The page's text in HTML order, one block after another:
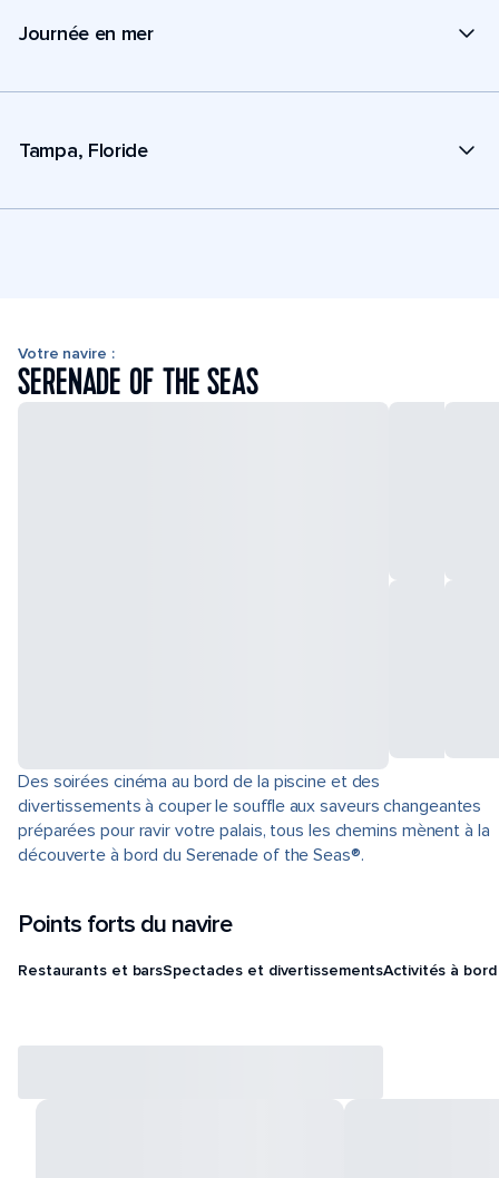
Journée en mer
Tampa, Floride
Votre navire :
SERENADE OF THE SEAS
Des soirées cinéma au bord de la piscine et des
divertissements à couper le souffle aux saveurs changeantes
préparées pour ravir votre palais, tous les chemins mènent à la
découverte à bord du Serenade of the Seas®.
Points forts du navire
Restaurants et barsSpectacles et divertissementsActivités à bord